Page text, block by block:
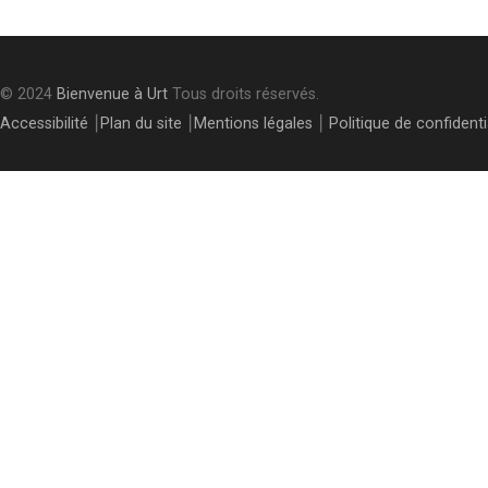
© 2024 Bienvenue à Urt Tous droits réservés.
Accessibilité
Plan du site Mentions légales Politique de